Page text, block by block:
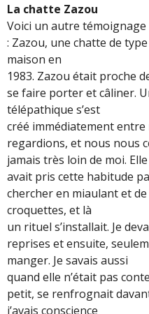
La chatte Zazou
Voici un autre
: Zazou, une chatte de
maison en
1983. Zazou était proche
se faire porter et câliner.
télépathique s’est
créé immédiatement
regardions, et nous nous
jamais très loin de moi. Elle
avait pris cette habitude
chercher en miaulant et
croquettes, et là
un rituel s’installait. Je
reprises et ensuite,
manger. Je savais aussi
quand elle n’était pas
petit, se renfrognait
j’avais conscience